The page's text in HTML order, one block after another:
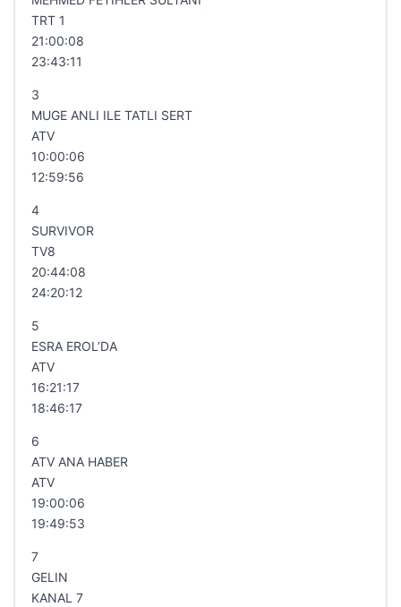
TRT 1
21:00:08
23:43:11
3
MUGE ANLI ILE TATLI SERT
ATV
10:00:06
12:59:56
4
SURVIVOR
TV8
20:44:08
24:20:12
5
ESRA EROL’DA
ATV
16:21:17
18:46:17
6
ATV ANA HABER
ATV
19:00:06
19:49:53
7
GELIN
KANAL 7